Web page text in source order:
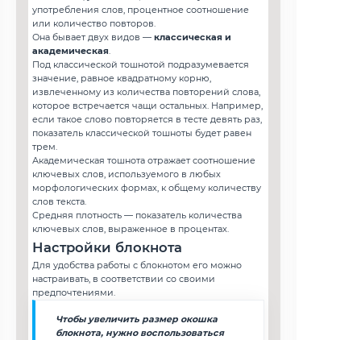
употребления слов, процентное соотношение
или количество повторов.
Она бывает двух видов — классическая и
академическая.
Под классической тошнотой подразумевается
значение, равное квадратному корню,
извлеченному из количества повторений слова,
которое встречается чащи остальных. Например,
если такое слово повторяется в тесте девять раз,
показатель классической тошноты будет равен
трем.
Академическая тошнота отражает соотношение
ключевых слов, используемого в любых
морфологических формах, к общему количеству
слов текста.
Средняя плотность — показатель количества
ключевых слов, выраженное в процентах.
Настройки блокнота
Для удобства работы с блокнотом его можно
настраивать, в соответствии со своими
предпочтениями.
Чтобы увеличить размер окошка
блокнота, нужно воспользоваться